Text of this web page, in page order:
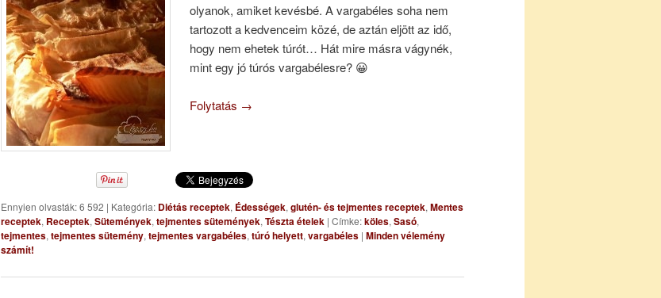
olyanok, amiket kevésbé. A vargabéles soha nem
tartozott a kedvenceim közé, de aztán eljött az idő,
hogy nem ehetek túrót… Hát mire másra vágynék,
mint egy jó túrós vargabélesre? 😀
Folytatás →
Ennyien olvasták: 6 592 | Kategória: Diétás receptek, Édességek, glutén- és tejmentes receptek, Mentes
receptek, Receptek, Sütemények, tejmentes sütemények, Tészta ételek | Címke:köles, Sasó,
tejmentes, tejmentes sütemény, tejmentes vargabéles, túró helyett, vargabéles | Minden vélemény
számít!